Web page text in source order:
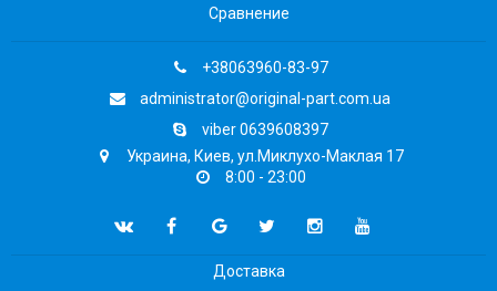
Сравнение
+38063960-83-97
administrator@original-part.com.ua
viber 0639608397
Украина, Киев, ул.Миклухо-Маклая 17
8:00 - 23:00
Доставка